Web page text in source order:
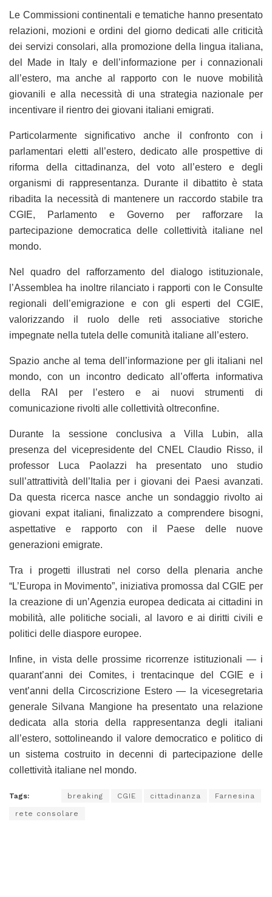
Le Commissioni continentali e tematiche hanno presentato
relazioni, mozioni e ordini del giorno dedicati alle criticità
dei servizi consolari, alla promozione della lingua italiana,
del Made in Italy e dell’informazione per i connazionali
all’estero, ma anche al rapporto con le nuove mobilità
giovanili e alla necessità di una strategia nazionale per
incentivare il rientro dei giovani italiani emigrati.
Particolarmente significativo anche il confronto con i
parlamentari eletti all’estero, dedicato alle prospettive di
riforma della cittadinanza, del voto all’estero e degli
organismi di rappresentanza. Durante il dibattito è stata
ribadita la necessità di mantenere un raccordo stabile tra
CGIE, Parlamento e Governo per rafforzare la
partecipazione democratica delle collettività italiane nel
mondo.
Nel quadro del rafforzamento del dialogo istituzionale,
l’Assemblea ha inoltre rilanciato i rapporti con le Consulte
regionali dell’emigrazione e con gli esperti del CGIE,
valorizzando il ruolo delle reti associative storiche
impegnate nella tutela delle comunità italiane all’estero.
Spazio anche al tema dell’informazione per gli italiani nel
mondo, con un incontro dedicato all’offerta informativa
della RAI per l’estero e ai nuovi strumenti di
comunicazione rivolti alle collettività oltreconfine.
Durante la sessione conclusiva a Villa Lubin, alla
presenza del vicepresidente del CNEL Claudio Risso, il
professor Luca Paolazzi ha presentato uno studio
sull’attrattività dell’Italia per i giovani dei Paesi avanzati.
Da questa ricerca nasce anche un sondaggio rivolto ai
giovani expat italiani, finalizzato a comprendere bisogni,
aspettative e rapporto con il Paese delle nuove
generazioni emigrate.
Tra i progetti illustrati nel corso della plenaria anche
“L’Europa in Movimento”, iniziativa promossa dal CGIE per
la creazione di un’Agenzia europea dedicata ai cittadini in
mobilità, alle politiche sociali, al lavoro e ai diritti civili e
politici delle diaspore europee.
Infine, in vista delle prossime ricorrenze istituzionali — i
quarant’anni dei Comites, i trentacinque del CGIE e i
vent’anni della Circoscrizione Estero — la vicesegretaria
generale Silvana Mangione ha presentato una relazione
dedicata alla storia della rappresentanza degli italiani
all’estero, sottolineando il valore democratico e politico di
un sistema costruito in decenni di partecipazione delle
collettività italiane nel mondo.
Tags: breaking CGIE cittadinanza Farnesina
rete consolare